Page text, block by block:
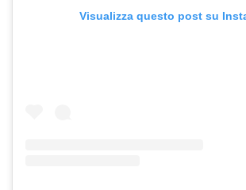
Visualizza questo post su